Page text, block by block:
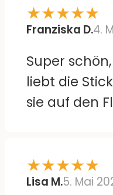
★★★★★
Franziska D.4.
Super
liebt die
sie auf den
runterziehen
ohne
★★★★★
Lisa M.5. Mai